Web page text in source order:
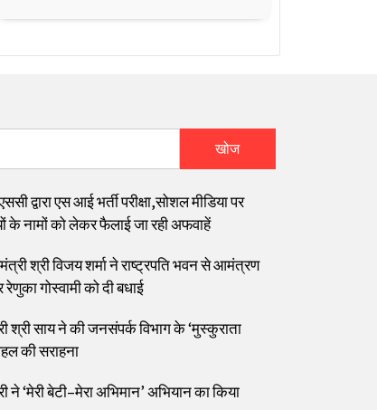
खोज
द्वारा एस आई भर्ती परीक्षा,सोशल मीडिया पर
के नामों को लेकर फैलाई जा रही अफवाहें
श्री विजय शर्मा ने राष्ट्रपति भवन से आमंत्रण
गोस्वामी को दी बधाई
श्री साय ने की जनसंपर्क विभाग के ‘मुस्कुराता
की सराहना
ने ‘मेरी बेटी–मेरा अभिमान’ अभियान का किया